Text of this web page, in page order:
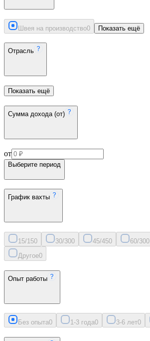
Швея на производство0 Показать ещё
Отрасль
Показать ещё
Сумма дохода (от)
от
Выберите период
График вахты
15/150 30/300 45/450 60/300
Другое0
Опыт работы
Без опыта0 1-3 года0 3-6 лет0